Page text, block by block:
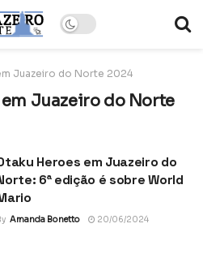
Juazeiro do Norte 2024
Juazeiro do Norte
Heroes em Juazeiro do
6ª edição é sobre World
Amanda Bonetto 20/06/2024